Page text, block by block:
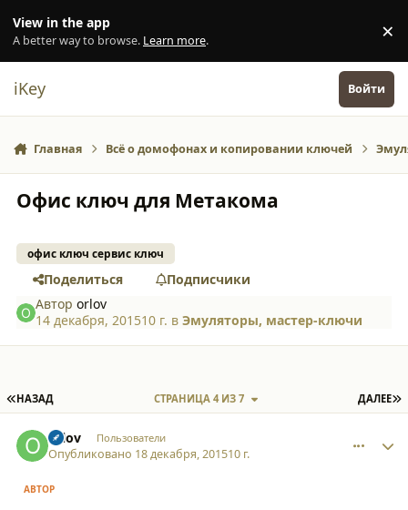
View in the app
A better way to browse. Learn more. ×
iKey Войти
Главная Всё о домофонах и копировании ключей
Офис ключ для Метакома
офис ключ сервис ключ
Поделиться
Подписчики
Авторorlov
14 декабря, 201510 г. вЭмуляторы, мастер-ключи
ПЕРВАЯ СТРАНИЦА
НАЗАД ДАЛЕЕ
СТРАНИЦА 4 ИЗ 7
orlov Пользователи
Опубликовано 18 декабря, 201510 г.
АВТОР